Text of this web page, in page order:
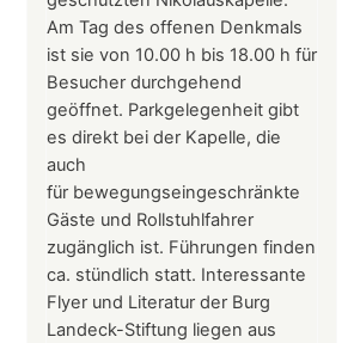
Am Tag des offenen Denkmals
ist sie von 10.00 h bis 18.00 h für
Besucher durchgehend
geöffnet. Parkgelegenheit gibt
es direkt bei der Kapelle, die
auch
für bewegungseingeschränkte
Gäste und Rollstuhlfahrer
zugänglich ist. Führungen finden
ca. stündlich statt. Interessante
Flyer und Literatur der Burg
Landeck-Stiftung liegen aus